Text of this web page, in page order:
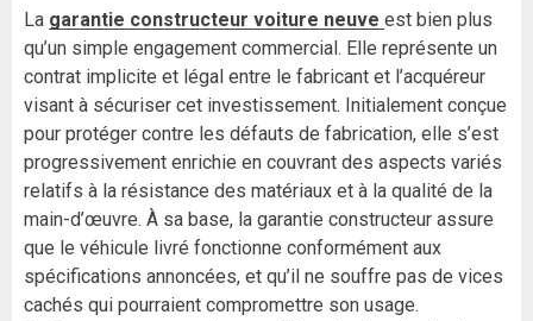
La garantie constructeur voiture neuve est bien plus
qu’un simple engagement commercial. Elle représente un
contrat implicite et légal entre le fabricant et l’acquéreur
visant à sécuriser cet investissement. Initialement conçue
pour protéger contre les défauts de fabrication, elle s’est
progressivement enrichie en couvrant des aspects variés
relatifs à la résistance des matériaux et à la qualité de la
main-d’œuvre. À sa base, la garantie constructeur assure
que le véhicule livré fonctionne conformément aux
spécifications annoncées, et qu’il ne souffre pas de vices
cachés qui pourraient compromettre son usage.